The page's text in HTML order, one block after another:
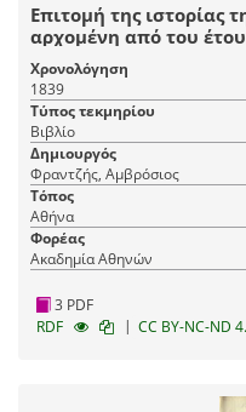
Επιτομή της ιστορίας
αρχομένη από του
Χρονολόγηση
1839
Τύπος τεκμηρίου
Βιβλίο
Δημιουργός
Φραντζής, Αμβρόσιος
Τόπος
Αθήνα
Φορέας
Ακαδημία Αθηνών
3 PDF
RDF
| CC BY-NC-ND